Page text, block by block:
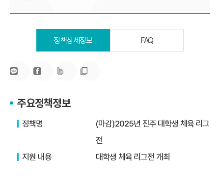
정책상세정보 FAQ
주요정책정보
정책명
(마감)2025년 진주 대학생 체육 리그
전
지원 내용
대학생 체육 리그전 개최